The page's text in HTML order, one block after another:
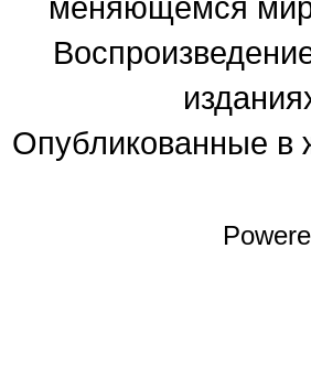
Опубликованные в